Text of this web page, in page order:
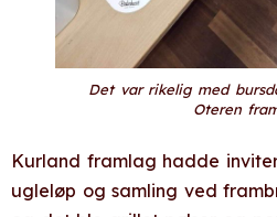
Det var rikelig med
Oteren
Kurland framlag hadde
ugleløp og samling ved